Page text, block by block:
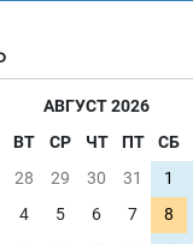
АВГУСТ 2026
ВТ СР ЧТ ПТ СБ
28 29 30 31 1
4 5 6 7 8